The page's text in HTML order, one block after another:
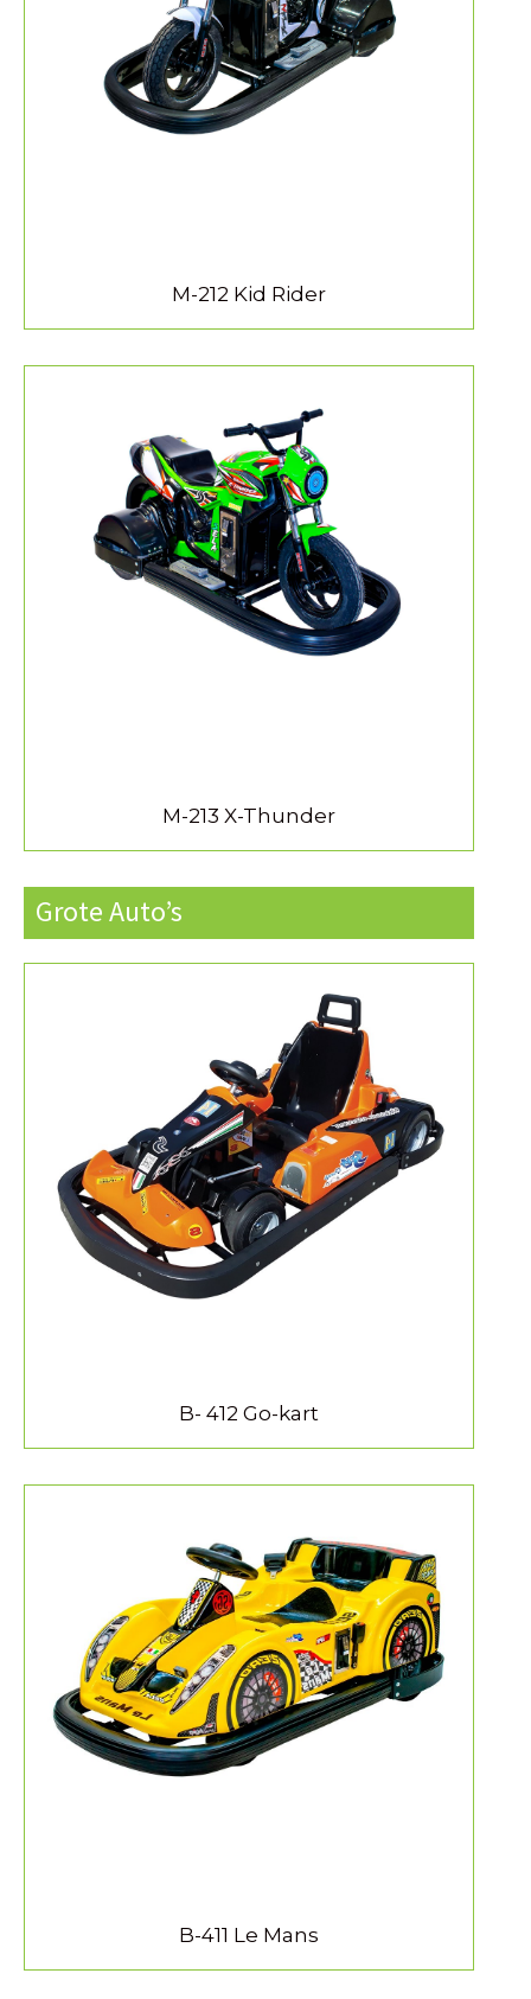
MEER INFORMATIE
M-212 Kid Rider
MEER INFORMATIE
M-213 X-Thunder
Grote Auto’s
MEER INFORMATIE
B- 412 Go-kart
MEER INFORMATIE
B-411 Le Mans